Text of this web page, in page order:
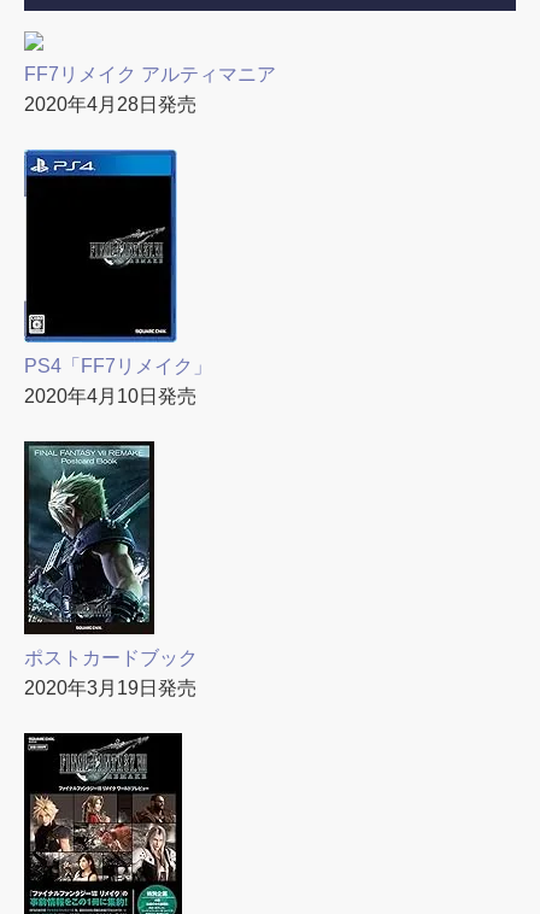
FF7リメイク アルティマニア
2020年4月28日発売
PS4「FF7リメイク」
2020年4月10日発売
ポストカードブック
2020年3月19日発売